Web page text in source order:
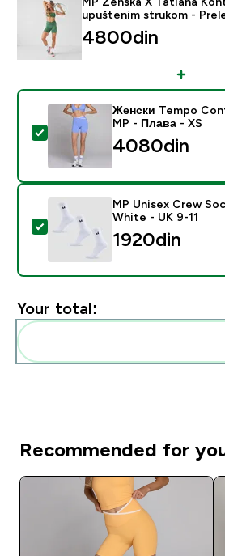
upuštenim strukom -
4800din‎
Select this product -
Женски Tempo
MP - Плава - XS
4080din‎
Select this product - MP
MP Unisex Crew
White - UK 9-11
1920din‎
Your total:
Recommended for